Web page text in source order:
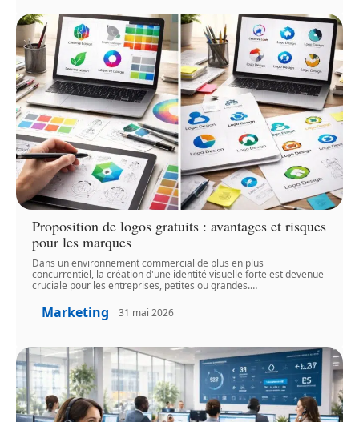
Proposition de logos gratuits : avantages et risques
pour les marques
Dans un environnement commercial de plus en plus
concurrentiel, la création d'une identité visuelle forte est devenue
cruciale pour les entreprises, petites ou grandes.…
Marketing 31 mai 2026